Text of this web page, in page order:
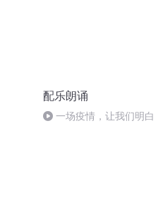
配乐朗诵
一场疫情，让我们明白